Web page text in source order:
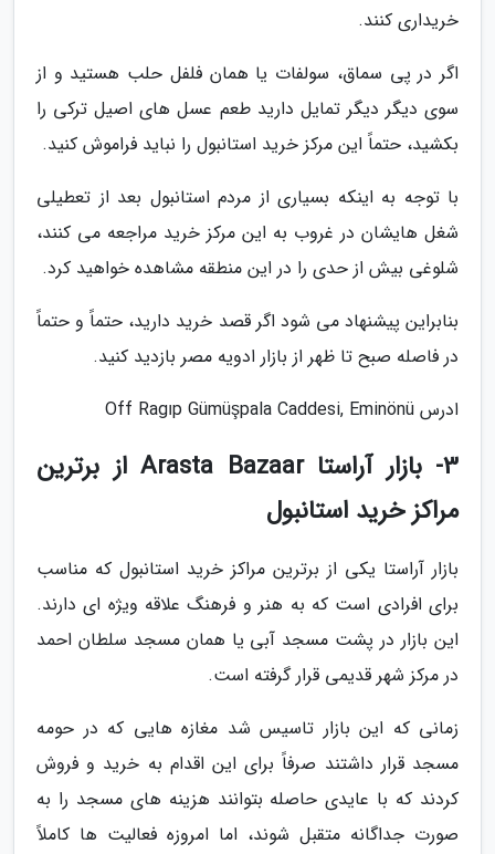
خریداری کنند.
اگر در پی سماق، سولفات یا همان فلفل حلب هستید و از
سوی دیگر دیگر تمایل دارید طعم عسل های اصیل ترکی را
بکشید، حتماً این مرکز خرید استانبول را نباید فراموش کنید.
با توجه به اینکه بسیاری از مردم استانبول بعد از تعطیلی
شغل هایشان در غروب به این مرکز خرید مراجعه می کنند،
شلوغی بیش از حدی را در این منطقه مشاهده خواهید کرد.
بنابراین پیشنهاد می شود اگر قصد خرید دارید، حتماً و حتماً
در فاصله صبح تا ظهر از بازار ادویه مصر بازدید کنید.
ادرس Off Ragıp Gümüşpala Caddesi, Eminönü
3- بازار آراستا Arasta Bazaar از برترین
مراکز خرید استانبول
بازار آراستا یکی از برترین مراکز خرید استانبول که مناسب
برای افرادی است که به هنر و فرهنگ علاقه ویژه ای دارند.
این بازار در پشت مسجد آبی یا همان مسجد سلطان احمد
در مرکز شهر قدیمی قرار گرفته است.
زمانی که این بازار تاسیس شد مغازه هایی که در حومه
مسجد قرار داشتند صرفاً برای این اقدام به خرید و فروش
کردند که با عایدی حاصله بتوانند هزینه های مسجد را به
صورت جداگانه متقبل شوند، اما امروزه فعالیت ها کاملاً